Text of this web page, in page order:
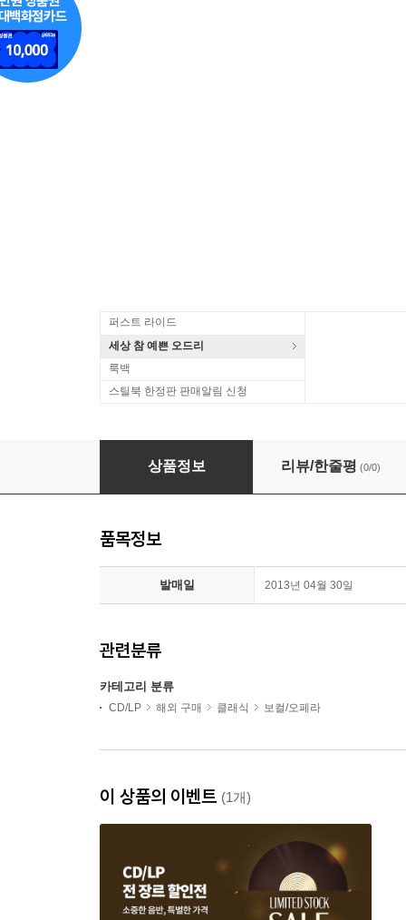
퍼스트 라이드
세상 참 예쁜 오드리
룩백
스틸북 한정판 판매알림 신청
텔레만: 리코더가 함께하는 칸타타와 실내악
상품정보 리뷰/한줄평 (0/0)
품목정보
발매일 2013년 04월 30일
관련분류
카테고리 분류
CD/LP 해외 구매 클래식 보컬/오페라
이 상품의 이벤트 (1개)